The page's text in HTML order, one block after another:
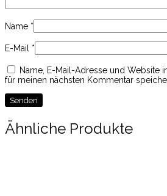
Name *
E-Mail *
Name, E-Mail-Adresse und Website
für meinen nächsten Kommentar
Ähnliche Produkte